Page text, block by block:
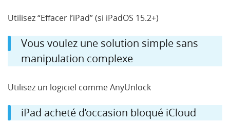
Utilisez “Effacer l’iPad” (si iPadOS 15.2+)
Vous voulez une solution simple sans
manipulation complexe
Utilisez un logiciel comme AnyUnlock
iPad acheté d’occasion bloqué iCloud